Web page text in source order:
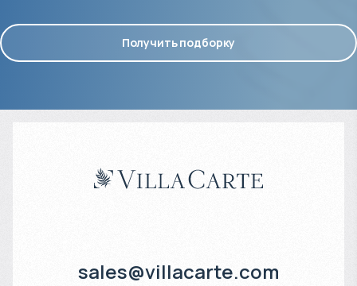
Получить подборку
sales@villacarte.com